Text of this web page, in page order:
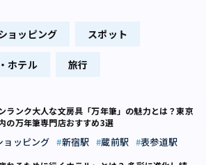
ョッピング スポット
ホテル 旅行
ランク大人な文房具「万年筆」の魅力とは？東京
の万年筆専門店おすすめ3選
ョッピング 新宿駅 蔵前駅 表参道駅